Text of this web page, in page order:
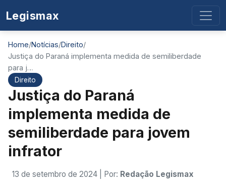
Legismax
Home/Notícias/Direito/
Justiça do Paraná implementa medida de semiliberdade
para j…
Direito
Justiça do Paraná
implementa medida de
semiliberdade para jovem
infrator
13 de setembro de 2024 | Por: Redação Legismax